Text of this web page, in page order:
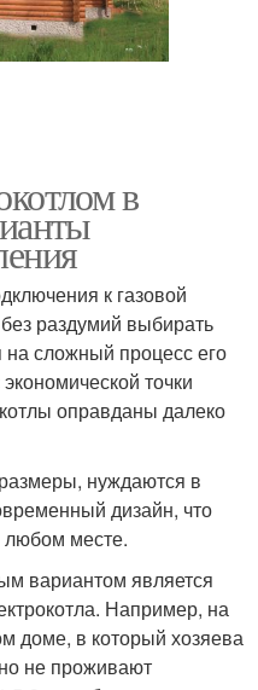
в
к газовой
раздумий выбирать
на сложный процесс его
точки
оправданы далеко
нуждаются в
дизайн, что
любом месте.
вариантом является
Например, на
доме, в который хозяева
не проживают